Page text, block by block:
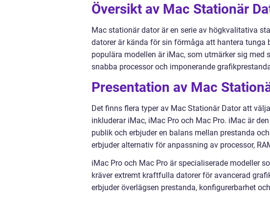
Översikt av Mac Stationär
Mac stationär dator är en serie av högkvalitativa
datorer är kända för sin förmåga att hantera
populära modellen är iMac, som utmärker sig med
snabba processor och imponerande
Presentation av Mac
Det finns flera typer av Mac Stationär Dator att
inkluderar iMac, iMac Pro och Mac Pro. iMac är
publik och erbjuder en balans mellan prestanda
erbjuder alternativ för anpassning av processor,
iMac Pro och Mac Pro är specialiserade modeller
kräver extremt kraftfulla datorer för avancerad
erbjuder överlägsen prestanda, konfigurerbarhet